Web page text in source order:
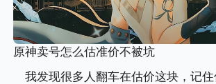
原神卖号怎么估准价不被坑
我发现很多人翻车在估价这块，记